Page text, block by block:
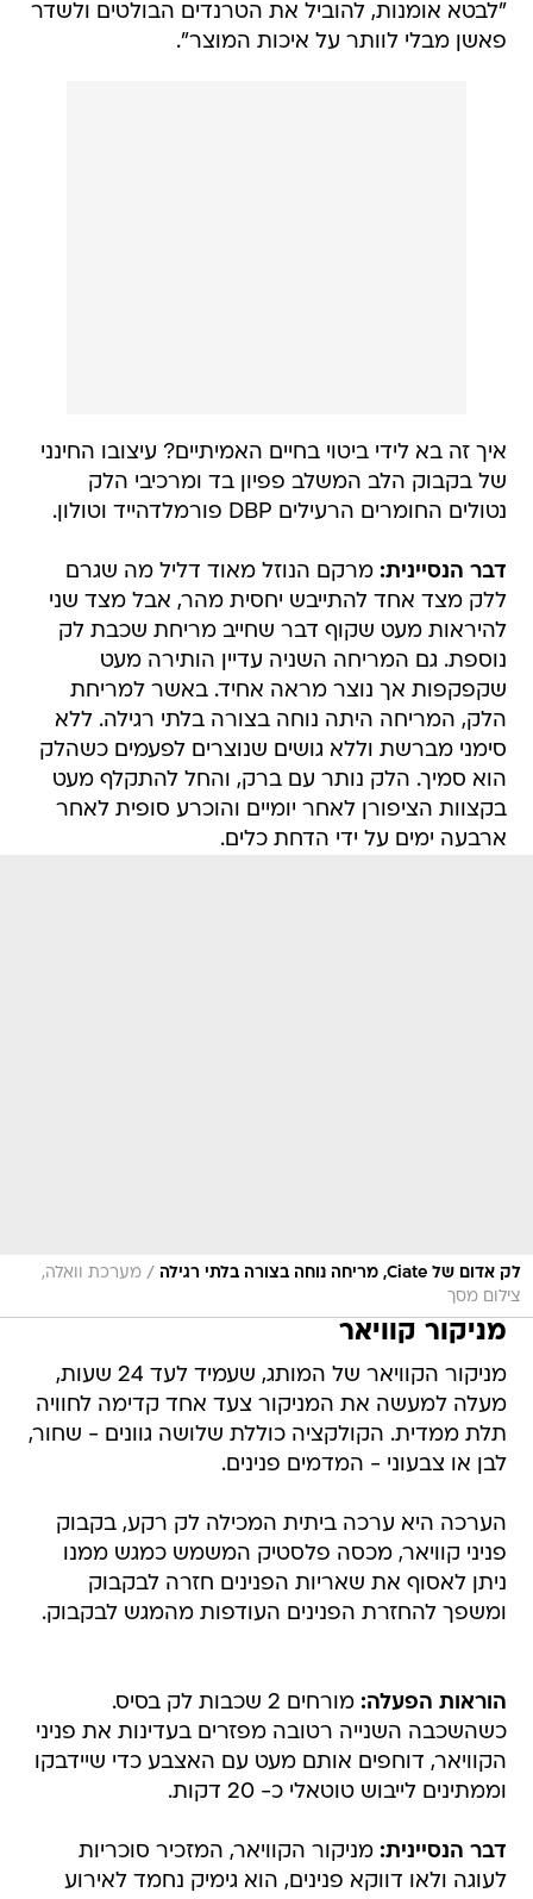
"לבטא אומנות, להוביל את הטרנדים הבולטים ולשדר
פאשן מבלי לוותר על איכות המוצר".
איך זה בא לידי ביטוי בחיים האמיתיים? עיצובו החינני
של בקבוק הלב המשלב פפיון בד ומרכיבי הלק
נטולים החומרים הרעילים DBP פורמלדהייד וטולון.
דבר הנסיינית: מרקם הנוזל מאוד דליל מה שגרם
ללק מצד אחד להתייבש יחסית מהר, אבל מצד שני
להיראות מעט שקוף דבר שחייב מריחת שכבת לק
נוספת. גם המריחה השניה עדיין הותירה מעט
שקפקפות אך נוצר מראה אחיד. באשר למריחת
הלק, המריחה היתה נוחה בצורה בלתי רגילה. ללא
סימני מברשת וללא גושים שנוצרים לפעמים כשהלק
הוא סמיך. הלק נותר עם ברק, והחל להתקלף מעט
בקצוות הציפורן לאחר יומיים והוכרע סופית לאחר
ארבעה ימים על ידי הדחת כלים.
לק אדום של Ciate, מריחה נוחה בצורה בלתי רגילה / מערכת וואלה,
צילום מסך
מניקור קוויאר
מניקור הקוויאר של המותג, שעמיד לעד 24 שעות,
מעלה למעשה את המניקור צעד אחד קדימה לחוויה
תלת ממדית. הקולקציה כוללת שלושה גוונים - שחור,
לבן או צבעוני - המדמים פנינים.
הערכה היא ערכה ביתית המכילה לק רקע, בקבוק
פניני קוויאר, מכסה פלסטיק המשמש כמגש ממנו
ניתן לאסוף את שאריות הפנינים חזרה לבקבוק
ומשפך להחזרת הפנינים העודפות מהמגש לבקבוק.
הוראות הפעלה:
מורחים 2 שכבות לק בסיס.
כשהשכבה השנייה רטובה מפזרים בעדינות את פניני
הקוויאר, דוחפים אותם מעט עם האצבע כדי שיידבקו
וממתינים לייבוש טוטאלי כ- 20 דקות.
דבר הנסיינית: מניקור הקוויאר, המזכיר סוכריות
לעוגה ולאו דווקא פנינים, הוא גימיק נחמד לאירוע